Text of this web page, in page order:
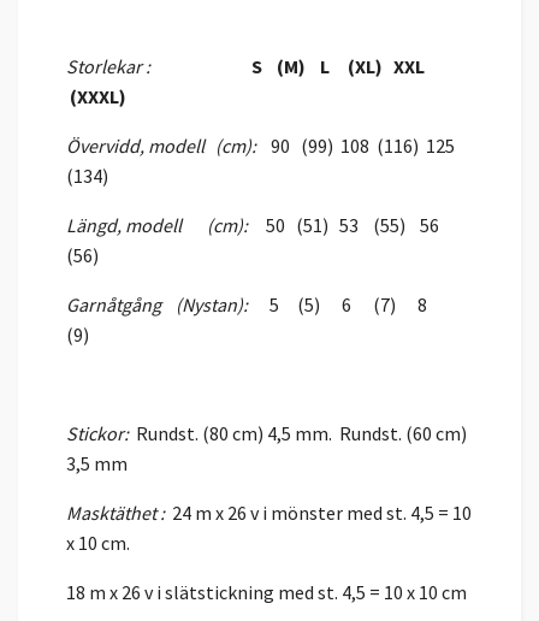
Storlekar :
S (M) L (XL) XXL
(XXXL)
Övervidd, modell (cm): 90 (99) 108 (116) 125
(134)
Längd, modell (cm): 50 (51) 53 (55) 56
(56)
Garnåtgång (Nystan): 5 (5) 6 (7) 8
(9)
Stickor: Rundst. (80 cm) 4,5 mm. Rundst. (60 cm)
3,5 mm
Masktäthet :24 m x 26 v i mönster med st. 4,5 = 10
x 10 cm.
18 m x 26 v i slätstickning med st. 4,5 = 10 x 10 cm